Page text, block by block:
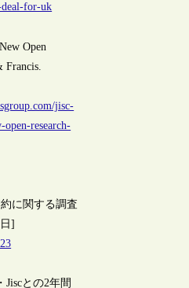
deal-for-uk
Open
jisc-
open-research-
に関する調査
]
Jiscとの2年間